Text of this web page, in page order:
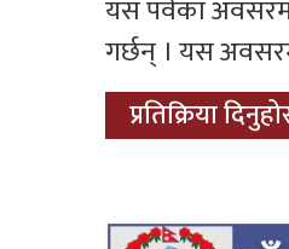
यस पर्वका
गर्छन् । यस
प्रतिक्रिया